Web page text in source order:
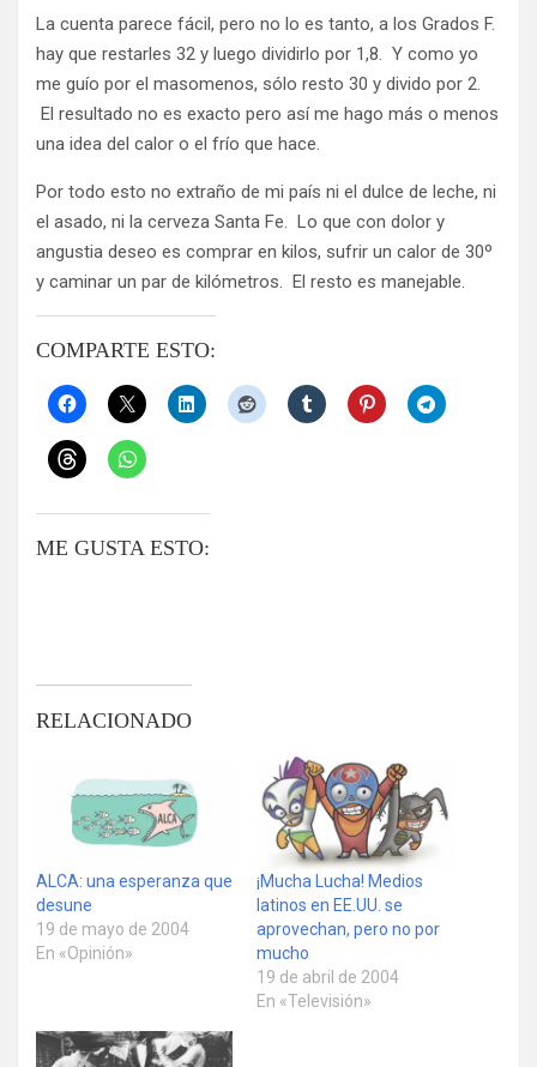
La cuenta parece fácil, pero no lo es tanto, a los Grados F.
hay que restarles 32 y luego dividirlo por 1,8. Y como yo
me guío por el masomenos, sólo resto 30 y divido por 2.
El resultado no es exacto pero así me hago más o menos
una idea del calor o el frío que hace.
Por todo esto no extraño de mi país ni el dulce de leche, ni
el asado, ni la cerveza Santa Fe. Lo que con dolor y
angustia deseo es comprar en kilos, sufrir un calor de 30º
y caminar un par de kilómetros. El resto es manejable.
COMPARTE ESTO:
ME GUSTA ESTO:
RELACIONADO
ALCA: una esperanza que
desune
19 de mayo de 2004
En «Opinión»
¡Mucha Lucha! Medios
latinos en EE.UU. se
aprovechan, pero no por
mucho
19 de abril de 2004
En «Televisión»